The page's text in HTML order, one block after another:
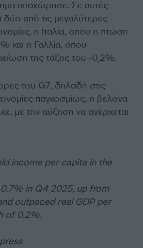
υποχώρησε. Σε αυτές
δύο από τις μεγαλύτερες
η Ιταλία, όπου η πτώση
και η Γαλλία, όπου
της τάξης του -0,2%.
του G7, δηλαδή στις
παγκοσμίως, η βελόνα
με την αύξηση να ανέρχεται
income per capita in the
in Q4 2025, up from
outpaced real GDP per
of 0.2%.